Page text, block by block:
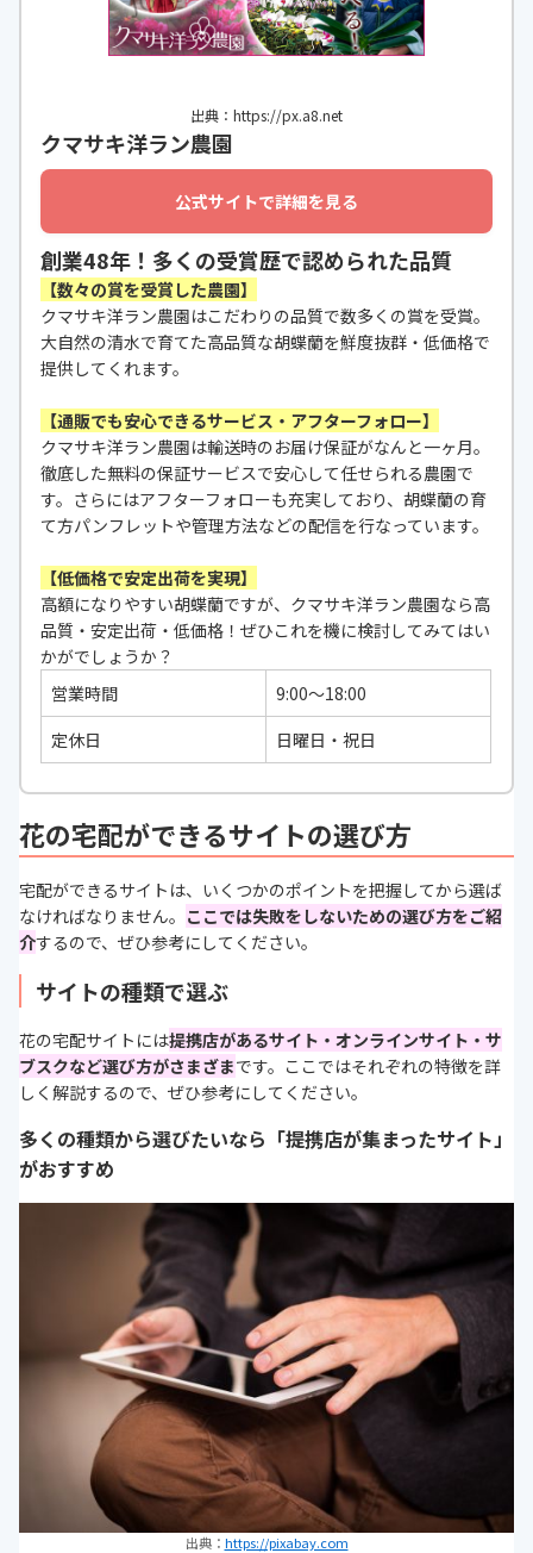
出典：https://px.a8.net
クマサキ洋ラン農園
公式サイトで詳細を見る
創業48年！多くの受賞歴で認められた品質
【数々の賞を受賞した農園】
クマサキ洋ラン農園はこだわりの品質で数多くの賞を受賞。
大自然の清水で育てた高品質な胡蝶蘭を鮮度抜群・低価格で
提供してくれます。
【通販でも安心できるサービス・アフターフォロー】
クマサキ洋ラン農園は輸送時のお届け保証がなんと一ヶ月。
徹底した無料の保証サービスで安心して任せられる農園で
す。さらにはアフターフォローも充実しており、胡蝶蘭の育
て方パンフレットや管理方法などの配信を行なっています。
【低価格で安定出荷を実現】
高額になりやすい胡蝶蘭ですが、クマサキ洋ラン農園なら高
品質・安定出荷・低価格！ぜひこれを機に検討してみてはい
かがでしょうか？
営業時間
9:00〜18:00
定休日
日曜日・祝日
花の宅配ができるサイトの選び方
宅配ができるサイトは、いくつかのポイントを把握してから選ば
なければなりません。 ここでは失敗をしないための選び方をご紹
介するので、ぜひ参考にしてください。
サイトの種類で選ぶ
花の宅配サイトには提携店があるサイト・オンラインサイト・サ
ブスクなど選び方がさまざまです。ここではそれぞれの特徴を詳
しく解説するので、ぜひ参考にしてください。
多くの種類から選びたいなら「提携店が集まったサイト」
がおすすめ
出典： https://pixabay.com